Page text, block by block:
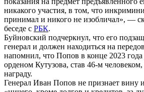
никакого участия, в том, что
принимал и никого не изобличал», —
беседе с РБК.
Буйновский подчеркнул, что его
генерал и должен находиться на
напомнил, что Попов в конце 2023
орденом Кутузова, став 46-м
награду.
Генерал Иван Попов не признает вину